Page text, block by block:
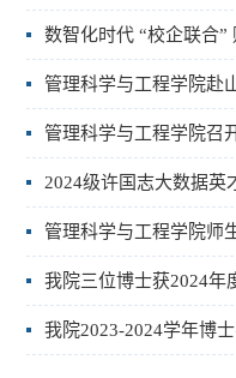
数智化时代 “校企联合
管理科学与工程学院赴
管理科学与工程学院召
2024级许国志大数据英
管理科学与工程学院师
我院三位博士获2024年
我院2023-2024学年博